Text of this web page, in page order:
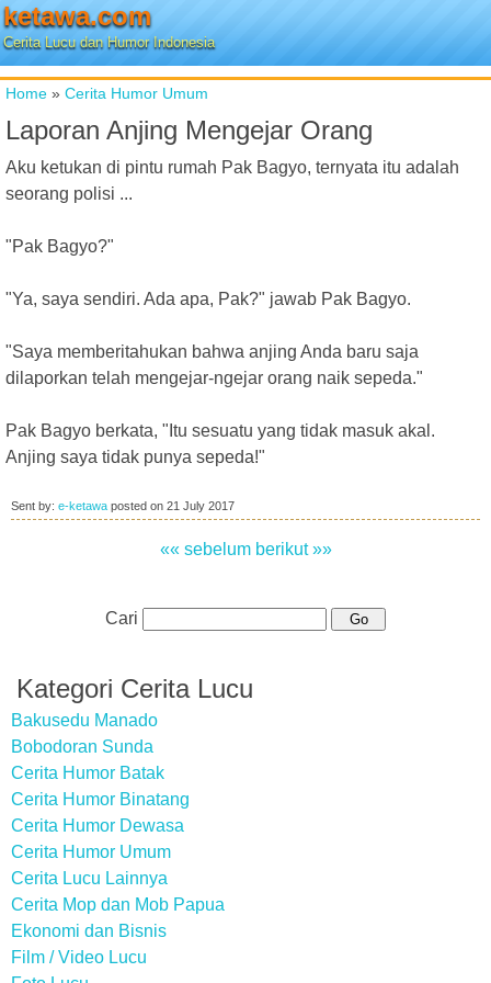
ketawa.com
Cerita Lucu dan Humor Indonesia
Home » Cerita Humor Umum
Laporan Anjing Mengejar Orang
Aku ketukan di pintu rumah Pak Bagyo, ternyata itu adalah
seorang polisi ...
"Pak Bagyo?"
"Ya, saya sendiri. Ada apa, Pak?" jawab Pak Bagyo.
"Saya memberitahukan bahwa anjing Anda baru saja
dilaporkan telah mengejar-ngejar orang naik sepeda."
Pak Bagyo berkata, "Itu sesuatu yang tidak masuk akal.
Anjing saya tidak punya sepeda!"
Sent by: e-ketawa posted on 21 July 2017
«« sebelum berikut »»
Cari
Kategori Cerita Lucu
Bakusedu Manado
Bobodoran Sunda
Cerita Humor Batak
Cerita Humor Binatang
Cerita Humor Dewasa
Cerita Humor Umum
Cerita Lucu Lainnya
Cerita Mop dan Mob Papua
Ekonomi dan Bisnis
Film / Video Lucu